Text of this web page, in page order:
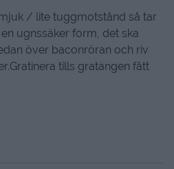
/ lite tuggmotstånd så tar
ugnssäker form, det ska
över baconröran och riv
tills gratängen fått